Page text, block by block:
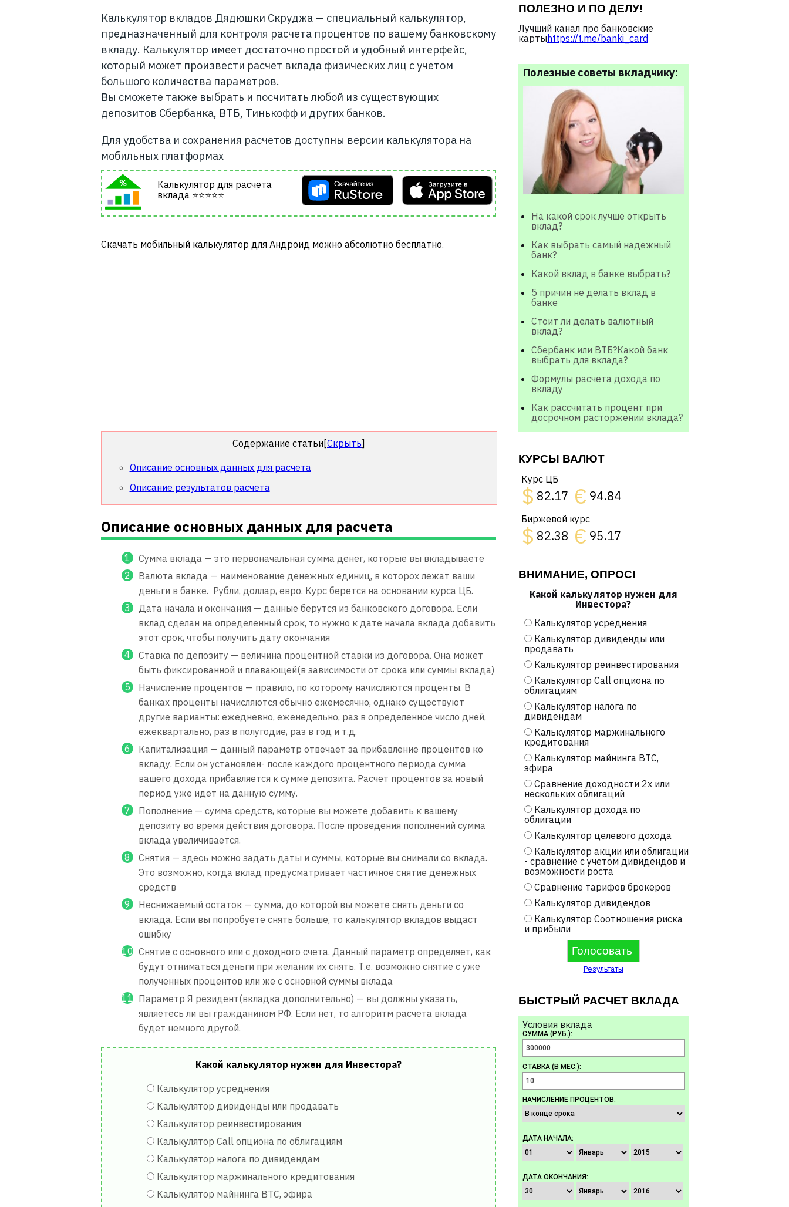
Калькулятор вкладов Дядюшки Скруджа — специальный калькулятор,
предназначенный для контроля расчета процентов по вашему банковскому
вкладу. Калькулятор имеет достаточно простой и удобный интерфейс,
который может произвести расчет вклада физических лиц с учетом
большого количества параметров.
Вы сможете также выбрать и посчитать любой из существующих
депозитов Сбербанка, ВТБ, Тинькофф и других банков.
Для удобства и сохранения расчетов доступны версии калькулятора на
мобильных платформах
Калькулятор для расчета
вклада ⭐⭐⭐⭐⭐
Cкачать мобильный калькулятор для Андроид можно абсолютно бесплатно.
Содержание статьи [Скрыть]
Описание основных данных для расчета
Описание результатов расчета
Описание основных данных для расчета
Сумма вклада — это первоначальная сумма денег, которые вы вкладываете
Валюта вклада — наименование денежных единиц, в которох лежат ваши
деньги в банке. Рубли, доллар, евро. Курс берется на основании курса ЦБ.
Дата начала и окончания — данные берутся из банковского договора. Если
вклад сделан на определенный срок, то нужно к дате начала вклада добавить
этот срок, чтобы получить дату окончания
Ставка по депозиту — величина процентной ставки из договора. Она может
быть фиксированной и плавающей(в зависимости от срока или суммы вклада)
Начисление процентов — правило, по которому начисляются проценты. В
банках проценты начисляются обычно ежемесячно, однако существуют
другие варианты: ежедневно, еженедельно, раз в определенное число дней,
ежеквартально, раз в полугодие, раз в год и т.д.
Капитализация — данный параметр отвечает за прибавление процентов ко
вкладу. Если он установлен- после каждого процентного периода сумма
вашего дохода прибавляется к сумме депозита. Расчет процентов за новый
период уже идет на данную сумму.
Пополнение — сумма средств, которые вы можете добавить к вашему
депозиту во время действия договора. После проведения пополнений сумма
вклада увеличивается.
Снятия — здесь можно задать даты и суммы, которые вы снимали со вклада.
Это возможно, когда вклад предусматривает частичное снятие денежных
средств
Неснижаемый остаток — сумма, до которой вы можете снять деньги со
вклада. Если вы попробуете снять больше, то калькулятор вкладов выдаст
ошибку
Снятие с основного или с доходного счета. Данный параметр определяет, как
будут отниматься деньги при желании их снять. Т.е. возможно снятие с уже
полученных процентов или же с основной суммы вклада
Параметр Я резидент(вкладка дополнительно) — вы должны указать,
являетесь ли вы гражданином РФ. Если нет, то алгоритм расчета вклада
будет немного другой.
Какой калькулятор нужен для Инвестора?
Калькулятор усреднения
Калькулятор дивиденды или продавать
Калькулятор реинвестирования
Калькулятор Call опциона по облигациям
Калькулятор налога по дивидендам
Калькулятор маржинального кредитования
Калькулятор майнинга BTC, эфира
ПОЛЕЗНО И ПО ДЕЛУ!
Лучший канал про банковские
карты https://t.me/banki_card
Полезные советы вкладчику:
На какой срок лучше открыть
вклад?
Как выбрать самый надежный
банк?
Какой вклад в банке выбрать?
5 причин не делать вклад в
банке
Стоит ли делать валютный
вклад?
Сбербанк или ВТБ?Какой банк
выбрать для вклада?
Формулы расчета дохода по
вкладу
Как рассчитать процент при
досрочном расторжении вклада?
КУРСЫ ВАЛЮТ
Курс ЦБ
$ 82.17 € 94.84
Биржевой курс
$ 82.38 € 95.17
ВНИМАНИЕ, ОПРОС!
Какой калькулятор нужен для
Инвестора?
Калькулятор усреднения
Калькулятор дивиденды или
продавать
Калькулятор реинвестирования
Калькулятор Call опциона по
облигациям
Калькулятор налога по
дивидендам
Калькулятор маржинального
кредитования
Калькулятор майнинга BTC,
эфира
Сравнение доходности 2х или
нескольких облигаций
Калькулятор дохода по
облигации
Калькулятор целевого дохода
Калькулятор акции или облигации
- сравнение с учетом дивидендов и
возможности роста
Сравнение тарифов брокеров
Калькулятор дивидендов
Калькулятор Соотношения риска
и прибыли
Результаты
БЫСТРЫЙ РАСЧЕТ ВКЛАДА
Условия вклада
СУММА (РУБ.):
СТАВКА (В МЕС.):
НАЧИСЛЕНИЕ ПРОЦЕНТОВ:
ДАТА НАЧАЛА:
ДАТА ОКОНЧАНИЯ: